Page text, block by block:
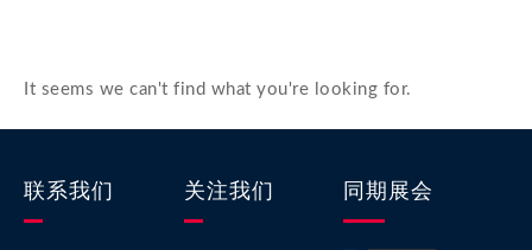
It seems we can't find what you're looking for.
联系我们 关注我们 同期展会